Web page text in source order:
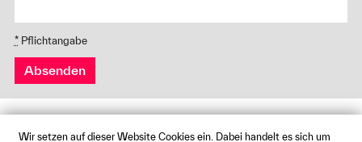
Wir setzen auf dieser Website Cookies ein. Dabei handelt es sich um
*Pflichtangabe
Absenden